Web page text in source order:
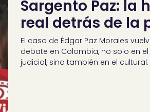
Sargento Paz: la
real detrás de la
El caso de Édgar Paz Morales
debate en Colombia, no solo en
judicial, sino también en el cultural.